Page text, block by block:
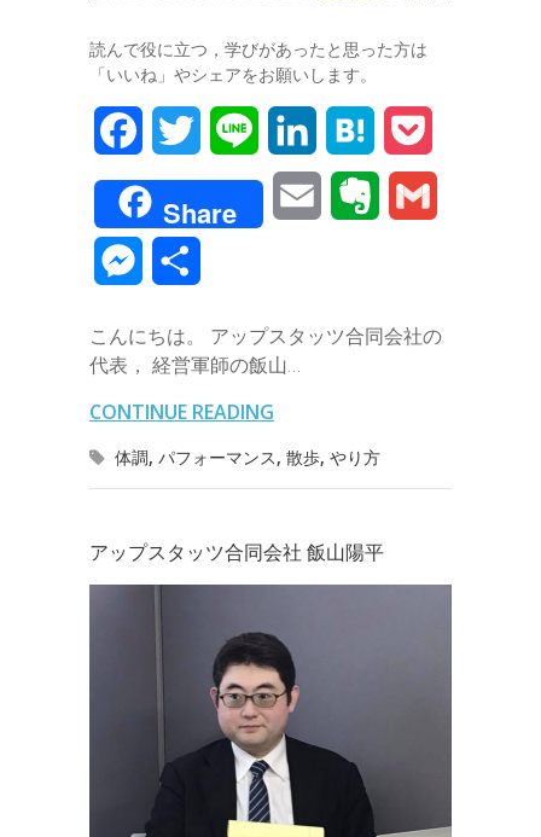
読んで役に立つ，学びがあったと思った方は
「いいね」やシェアをお願いします。
a
c
e
b
o
o
k
w
i
e
r
i
n
i
n
n
a
t
n
o
c
e
Share
i
r
t
i
s
e
g
こんにちは。 アップスタッツ合同会社の
代表， 経営軍師の飯山…
CONTINUE READING
体調, パフォーマンス, 散歩, やり方
アップスタッツ合同会社 飯山陽平